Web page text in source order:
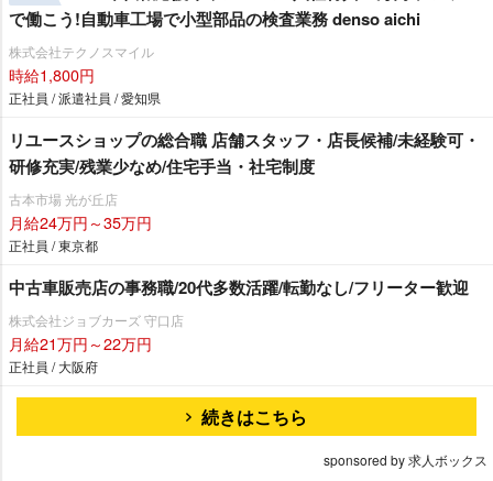
で働こう!自動車工場で小型部品の検査業務 denso aichi
株式会社テクノスマイル
時給1,800円
正社員 / 派遣社員 / 愛知県
リユースショップの総合職 店舗スタッフ・店長候補/未経験可・
研修充実/残業少なめ/住宅手当・社宅制度
古本市場 光が丘店
月給24万円～35万円
正社員 / 東京都
中古車販売店の事務職/20代多数活躍/転勤なし/フリーター歓迎
株式会社ジョブカーズ 守口店
月給21万円～22万円
正社員 / 大阪府
続きはこちら
sponsored by 求人ボックス